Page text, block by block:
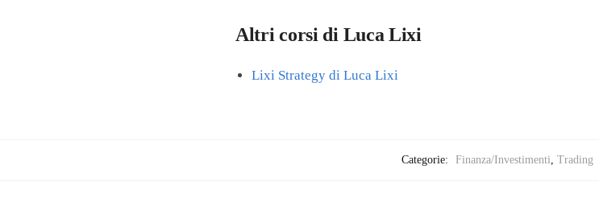
Altri corsi di Luca Lixi
Lixi Strategy di Luca Lixi
Categorie: Finanza/Investimenti, Trading